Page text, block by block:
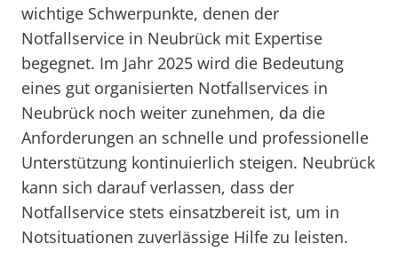
wichtige Schwerpunkte, denen der
Notfallservice in Neubrück mit Expertise
begegnet. Im Jahr 2025 wird die Bedeutung
eines gut organisierten Notfallservices in
Neubrück noch weiter zunehmen, da die
Anforderungen an schnelle und professionelle
Unterstützung kontinuierlich steigen. Neubrück
kann sich darauf verlassen, dass der
Notfallservice stets einsatzbereit ist, um in
Notsituationen zuverlässige Hilfe zu leisten.